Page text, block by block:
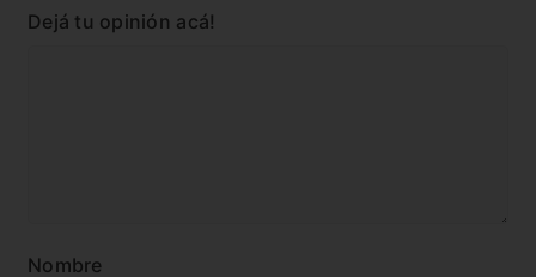
Dejá tu opinión acá!
Nombre